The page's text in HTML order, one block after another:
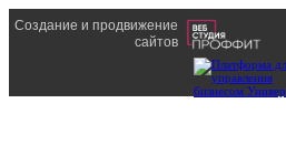
Создание и продвижение
сайтов